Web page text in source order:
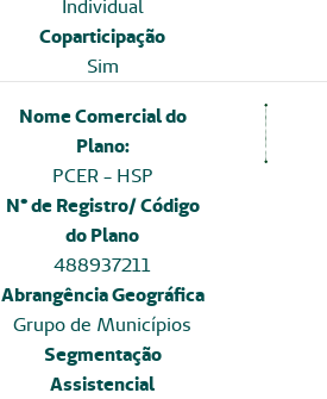
Individual
Coparticipação
Sim
Nome Comercial do
Plano:
PCER - HSP
N° de Registro/ Código
do Plano
488937211
Abrangência Geográfica
Grupo de Municípios
Segmentação
Assistencial